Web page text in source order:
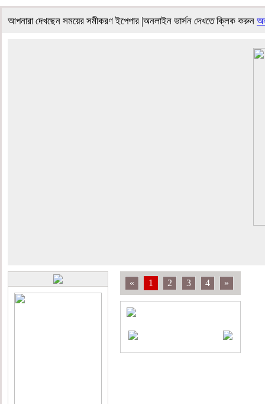
আপনারা দেখছেন সময়ের সমীকরণ ইপেপার |অনলাইন ভার্সন দেখতে ক্লিক করুন
« 1 2 3 4 »